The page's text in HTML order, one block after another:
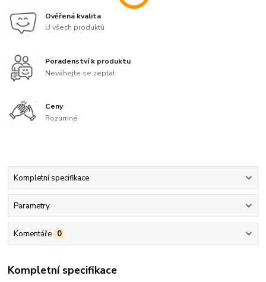
Ověřená kvalita
U všech produktů
Poradenství k produktu
Neváhejte se zeptat
Ceny
Rozumné
Kompletní specifikace
Parametry
Komentáře 0
Kompletní specifikace